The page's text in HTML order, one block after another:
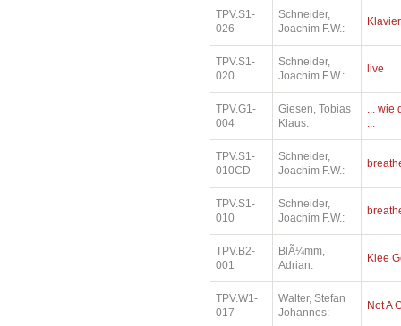
TPV.S1-
026
Schneider,
Joachim F.W.:
TPV.S1-
020
Schneider,
Joachim F.W.:
live
TPV.G1-
004
Giesen, Tobias
Klaus:
... wie
...
TPV.S1-
010CD
Schneider,
Joachim F.W.:
TPV.S1-
010
Schneider,
Joachim F.W.:
TPV.B2-
001
BlÃ¼mm,
Adrian:
Klee
TPV.W1-
017
Walter, Stefan
Johannes:
Not A